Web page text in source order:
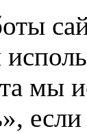
мы
если